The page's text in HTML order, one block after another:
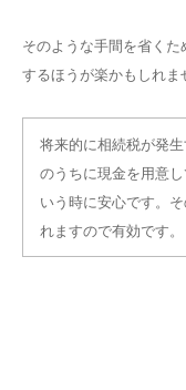
そのような手間を省く
するほうが楽かもしれま
将来的に相続税が発
のうちに現金を用意
いう時に安心です。
れますので有効です。